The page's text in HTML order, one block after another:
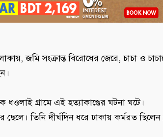
জমি সংক্রান্ত বিরোধের জেরে, চাচা ও
গ্রামে এই হত্যাকাণ্ডের ঘটনা ঘটে।
তিনি দীর্ঘদিন ধরে ঢাকায় কর্মরত ছিলেন।